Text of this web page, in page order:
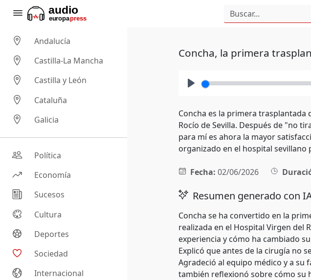
Andalucía
Castilla-La Mancha
Castilla y León
Cataluña
Galicia
Política
Economía
Sucesos
Cultura
Deportes
Sociedad
Internacional
Concha, la primera
Concha es la primera trasplantada
Rocío de Sevilla. Después de "no
para mí es ahora la mayor
organizado en el hospital
Fecha: 02/06/2026
Resumen generado con
Concha se ha convertido en la
realizada en el Hospital Virgen del
experiencia y cómo ha cambiado
Explicó que antes de la cirugía no
Agradeció al equipo médico y a su
también reflexionó sobre cómo su